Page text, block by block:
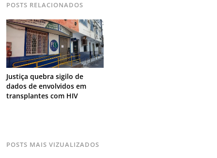
POSTS RELACIONADOS
Justiça quebra sigilo de
dados de envolvidos em
transplantes com HIV
POSTS MAIS VIZUALIZADOS